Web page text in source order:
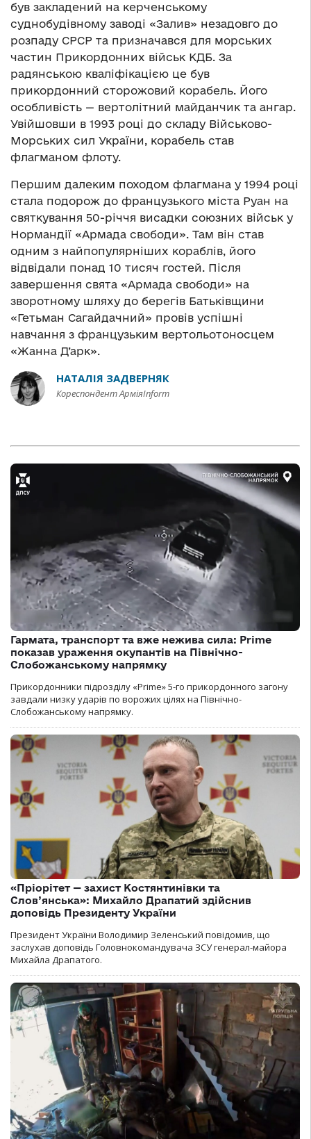
був закладений на керченському
суднобудівному заводі «Залив» незадовго до
розпаду СРСР та призначався для морських
частин Прикордонних військ КДБ. За
радянською кваліфікацією це був
прикордонний сторожовий корабель. Його
особливість — вертолітний майданчик та ангар.
Увійшовши в 1993 році до складу Військово-
Морських сил України, корабель став
флагманом флоту.
Першим далеким походом флагмана у 1994 році
стала подорож до французького міста Руан на
святкування 50-річчя висадки союзних військ у
Нормандії «Армада свободи». Там він став
одним з найпопулярніших кораблів, його
відвідали понад 10 тисяч гостей. Після
завершення свята «Армада свободи» на
зворотному шляху до берегів Батьківщини
«Гетьман Сагайдачний» провів успішні
навчання з французьким вертольотоносцем
«Жанна Д’арк».
НАТАЛІЯ ЗАДВЕРНЯК
Кореспондент АрміяInform
Гармата, транспорт та вже нежива сила: Prime
показав ураження окупантів на Північно-
Слобожанському напрямку
Прикордонники підрозділу «Prime» 5-го прикордонного загону
завдали низку ударів по ворожих цілях на Північно-
Слобожанському напрямку.
«Пріорітет — захист Костянтинівки та
Слов’янська»: Михайло Драпатий здійснив
доповідь Президенту України
Президент України Володимир Зеленський повідомив, що
заслухав доповідь Головнокомандувача ЗСУ генерал-майора
Михайла Драпатого.